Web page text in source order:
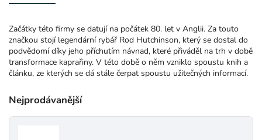
Začátky této firmy se datují na počátek 80. let v Anglii. Za touto
značkou stojí legendární rybář Rod Hutchinson, který se dostal do
podvědomí díky jeho příchutím návnad, které přiváděl na trh v době
transformace kaprařiny. V této době o něm vzniklo spoustu knih a
článku, ze kterých se dá stále čerpat spoustu užitečných informací.
Nejprodávanější